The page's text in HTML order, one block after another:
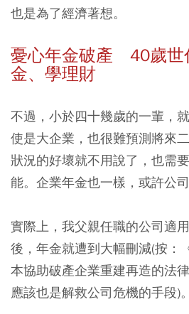
也是為了經濟著想。
憂心年金破產 40歲世
金、學理財
不過，小於四十幾歲的一輩，
使是大企業，也很難預測將來
狀況的好壞就不用說了，也需
能。企業年金也一樣，或許公司
實際上，我父親任職的公司適
後，年金就遭到大幅刪減(按：
本協助破產企業重建再造的法
應該也是解救公司危機的手段)。